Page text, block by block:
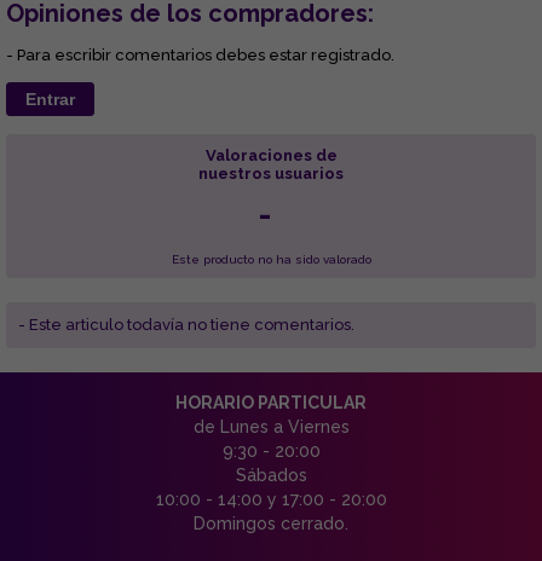
Opiniones de los compradores:
- Para escribir comentarios debes estar registrado.
Entrar
Valoraciones de
nuestros usuarios
-
Este producto no ha sido valorado
- Este articulo todavía no tiene comentarios.
HORARIO PARTICULAR
de Lunes a Viernes
9:30 - 20:00
Sábados
10:00 - 14:00 y 17:00 - 20:00
Domingos cerrado.